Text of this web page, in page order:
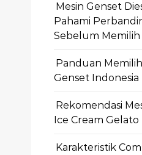
Mesin Genset
Pahami
Sebelum Memilih
Panduan
Genset Indonesia
Rekomendasi
Ice Cream Gelato
Karakteristik